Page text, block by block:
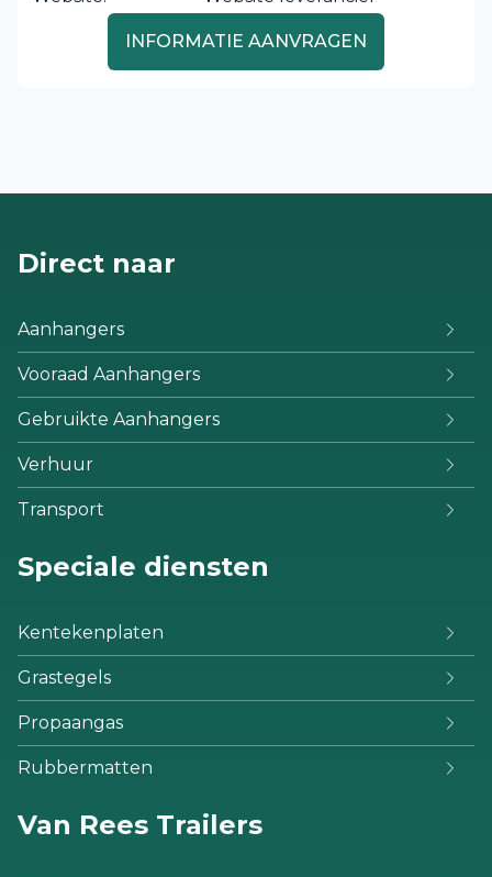
INFORMATIE AANVRAGEN
Direct naar
Aanhangers
Vooraad Aanhangers
Gebruikte Aanhangers
Verhuur
Transport
Speciale diensten
Kentekenplaten
Grastegels
Propaangas
Rubbermatten
Van Rees Trailers